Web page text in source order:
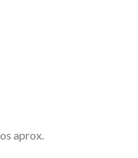
aprox.